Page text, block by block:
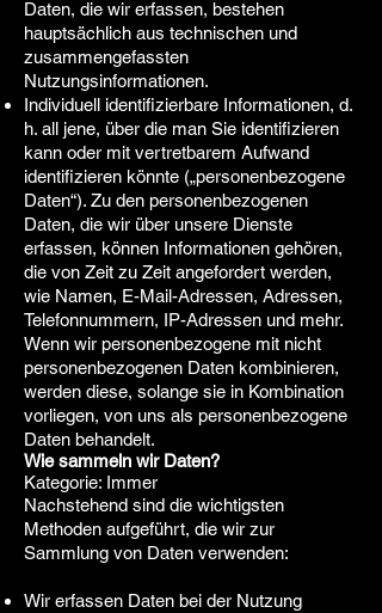
Daten, die wir erfassen, bestehen
hauptsächlich aus technischen und
zusammengefassten
Nutzungsinformationen.
Individuell identifizierbare Informationen, d.
h. all jene, über die man Sie identifizieren
kann oder mit vertretbarem Aufwand
identifizieren könnte („personenbezogene
Daten“). Zu den personenbezogenen
Daten, die wir über unsere Dienste
erfassen, können Informationen gehören,
die von Zeit zu Zeit angefordert werden,
wie Namen, E-Mail-Adressen, Adressen,
Telefonnummern, IP-Adressen und mehr.
Wenn wir personenbezogene mit nicht
personenbezogenen Daten kombinieren,
werden diese, solange sie in Kombination
vorliegen, von uns als personenbezogene
Daten behandelt.
Wie sammeln wir Daten?
Kategorie: Immer
Nachstehend sind die wichtigsten
Methoden aufgeführt, die wir zur
Sammlung von Daten verwenden:
Wir erfassen Daten bei der Nutzung